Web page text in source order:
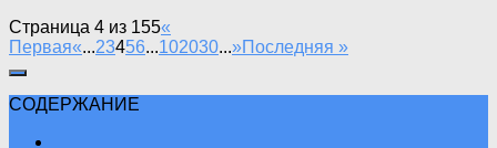
Страница 4 из 155«
Первая«...23456...102030...»Последняя »
СОДЕРЖАНИЕ